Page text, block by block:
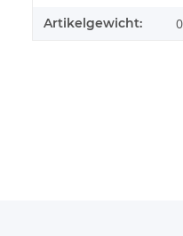
Artikelgewicht: